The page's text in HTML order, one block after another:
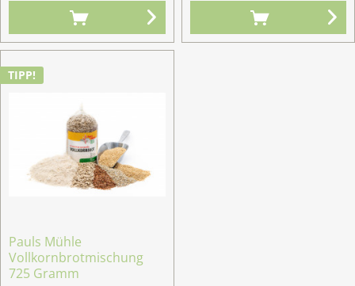
TIPP!
Pauls Mühle
Vollkornbrotmischung
725 Gramm